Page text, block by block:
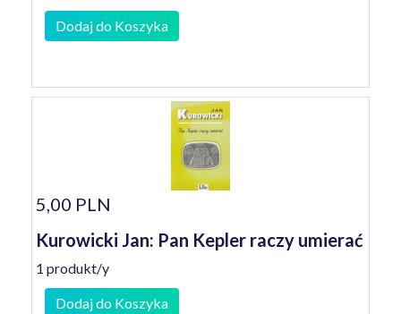
Dodaj do Koszyka
5,00 PLN
Kurowicki Jan: Pan Kepler raczy umierać
1 produkt/y
Dodaj do Koszyka